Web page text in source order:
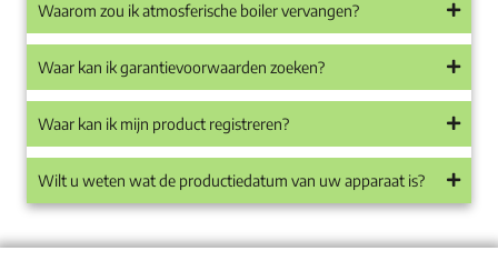
Waarom zou ik atmosferische boiler vervangen?
Waar kan ik garantievoorwaarden zoeken?
Waar kan ik mijn product registreren?
Wilt u weten wat de productiedatum van uw apparaat is?